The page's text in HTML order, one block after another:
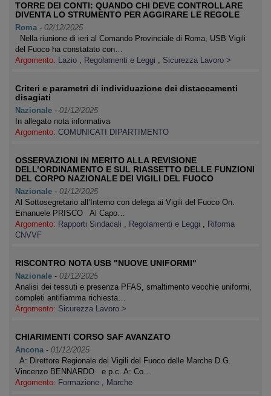
TORRE DEI CONTI: QUANDO CHI DEVE CONTROLLARE
DIVENTA LO STRUMENTO PER AGGIRARE LE REGOLE
Roma - 02/12/2025
Nella riunione di ieri al Comando Provinciale di Roma, USB Vigili
del Fuoco ha constatato con…
Argomento: Lazio , Regolamenti e Leggi , Sicurezza Lavoro >
Criteri e parametri di individuazione dei distaccamenti
disagiati
Nazionale - 01/12/2025
In allegato nota informativa
Argomento: COMUNICATI DIPARTIMENTO
OSSERVAZIONI IN MERITO ALLA REVISIONE
DELL’ORDINAMENTO E SUL RIASSETTO DELLE FUNZIONI
DEL CORPO NAZIONALE DEI VIGILI DEL FUOCO
Nazionale - 01/12/2025
Al Sottosegretario all’Interno con delega ai Vigili del Fuoco On.
Emanuele PRISCO Al Capo…
Argomento: Rapporti Sindacali , Regolamenti e Leggi , Riforma
CNVVF
RISCONTRO NOTA USB "NUOVE UNIFORMI"
Nazionale - 01/12/2025
Analisi dei tessuti e presenza PFAS, smaltimento vecchie uniformi,
completi antifiamma richiesta…
Argomento: Sicurezza Lavoro >
CHIARIMENTI CORSO SAF AVANZATO
Ancona - 01/12/2025
A: Direttore Regionale dei Vigili del Fuoco delle Marche D.G.
Vincenzo BENNARDO e p.c. A: Co…
Argomento: Formazione , Marche